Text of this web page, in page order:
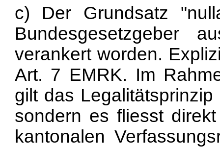
c) Der Grundsatz
Bundesgesetzgeber
verankert worden.
Art. 7 EMRK. Im
gilt das
sondern es fliesst
kantonalen